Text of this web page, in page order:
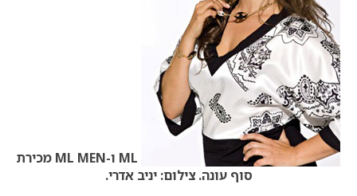
ML ו-ML MEN מכירת
סוף עונה. צילום: יניב אדרי.